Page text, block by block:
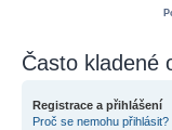
Často kladené
Registrace a přihlášení
Proč se nemohu přihlásit?